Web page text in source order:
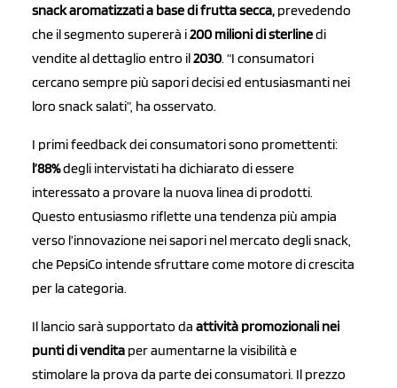
snack aromatizzati a base di frutta secca, prevedendo
che il segmento supererà i200 milioni di sterlinedi
vendite al dettaglio entro il2030. “I consumatori
cercano sempre più sapori decisi ed entusiasmanti nei
loro snack salati”, ha osservato.
I primi feedback dei consumatori sono promettenti:
l’88%degli intervistati ha dichiarato di essere
interessato a provare la nuova linea di prodotti.
Questo entusiasmo riflette una tendenza più ampia
verso l’innovazione nei sapori nel mercato degli snack,
che PepsiCo intende sfruttare come motore di crescita
per la categoria.
Il lancio sarà supportato da attività promozionali nei
punti di vendita per aumentarne la visibilità e
stimolare la prova da parte dei consumatori. Il prezzo